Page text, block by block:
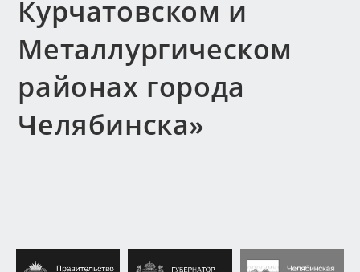
Курчатовском и
Металлургическом
районах города
Челябинска»